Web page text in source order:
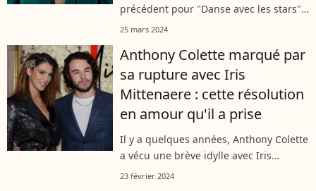
précédent pour "Danse avec les stars"
jusqu'à alors toujours épargnée par les
survenue entre Inès Reg et Natasha...
25 mars 2024
Anthony Colette marqué par
sa rupture avec Iris
Mittenaere : cette résolution
en amour qu'il a prise
Il y a quelques années, Anthony Colette
a vécu une brève idylle avec Iris
Mittenaere qui était sa partenaire dans
23 février 2024